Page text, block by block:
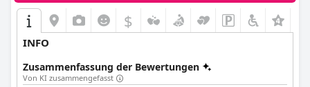
$
INFO
Zusammenfassung der Bewertungen
Von KI zusammengefasst